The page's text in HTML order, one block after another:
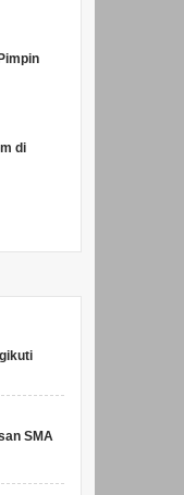
di
SMA